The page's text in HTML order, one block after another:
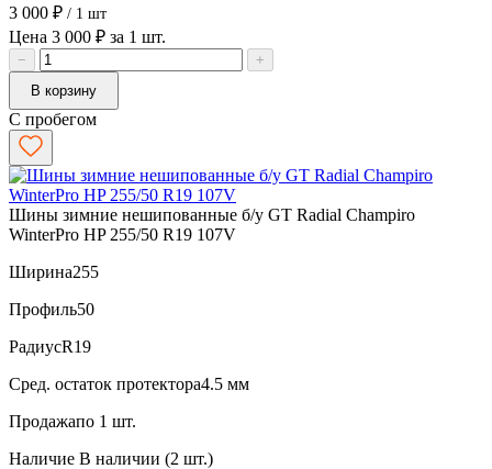
3 000 ₽ / 1 шт
Цена 3 000 ₽ за 1 шт.
−
+
В корзину
С пробегом
Шины зимние нешипованные б/у GT Radial Champiro
WinterPro HP 255/50 R19 107V
Ширина255
Профиль50
РадиусR19
Сред. остаток протектора4.5 мм
Продажапо 1 шт.
Наличие В наличии (2 шт.)